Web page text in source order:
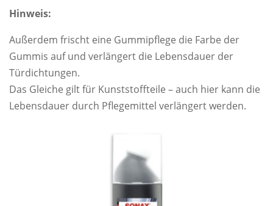
Hinweis:
Außerdem frischt eine Gummipflege die Farbe der
Gummis auf und verlängert die Lebensdauer der
Türdichtungen.
Das Gleiche gilt für Kunststoffteile – auch hier kann die
Lebensdauer durch Pflegemittel verlängert werden.